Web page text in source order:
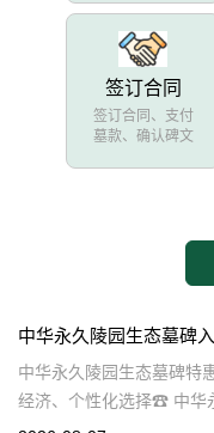
签订合同
签订合同、支付
墓款、确认碑文
中华永久陵园生态墓碑特
经济、个性化选择☎ 中华